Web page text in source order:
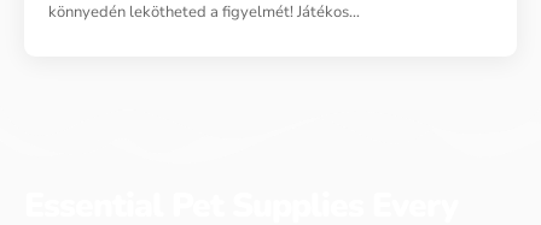
könnyedén lekötheted a figyelmét! Játékos…